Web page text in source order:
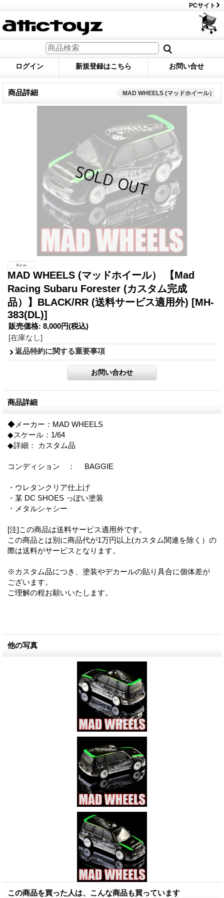
PCサイト
ログイン 新規登録はこちら お問い合せ
商品詳細 MAD WHEELS (マッドホイール）
MAD WHEELS (マッドホイール） 【Mad
Racing Subaru Forester (カスタム完成
品）】BLACK/RR (送料サービス適用外) [MH-
383(DL)]
販売価格: 8,000円(税込)
[在庫なし]
返品特約に関する重要事項
商品詳細
◆メーカー：MAD WHEELS
◆スケール：1/64
◆詳細： カスタム品
コンディション ： BAGGIE
・ウレタンクリア仕上げ
・某 DC SHOES っぽい塗装
・メタルシャシー
[注]この商品は送料サービス適用外です。
この商品とは別に商品代が1万円以上(カスタム関連を除く）の
際は送料がサービスとなります。
※カスタム品につき、塗装やデカールの貼り具合に個体差が
ございます。
ご理解の程お願いいたします。
他の写真
この商品を買った人は、こんな商品も買っています